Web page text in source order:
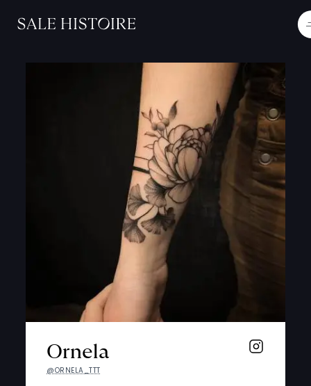
Ornela
@ORNELA_TTT